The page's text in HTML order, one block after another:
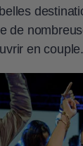
de
en couple.